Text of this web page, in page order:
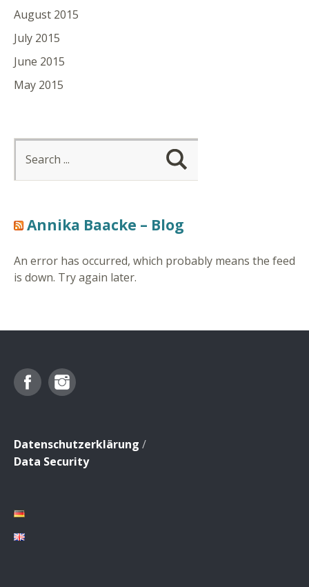
August 2015
July 2015
June 2015
May 2015
Annika Baacke – Blog
An error has occurred, which probably means the feed
is down. Try again later.
Facebook
Datenschutzerklärung /
Data Security